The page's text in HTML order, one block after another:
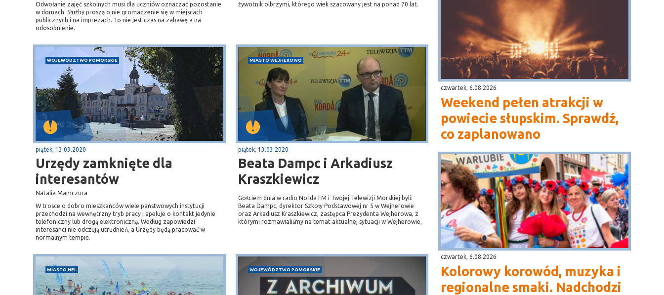
Odwołanie zajęć szkolnych musi dla uczniów oznaczać pozostanie
w domach. Służby proszą o nie gromadzenie się w miejscach
publicznych i na imprezach. To nie jest czas na zabawę a na
odosobnienie.
żywotnik olbrzymi, którego wiek szacowany jest na ponad 70 lat.
WOJEWÓDZTWO POMORSKIE
piątek, 13.03.2020
Urzędy zamknięte dla
interesantów
Natalia Mamczura
W trosce o dobro mieszkańców wiele państwowych instytucji
przechodzi na wewnętrzny tryb pracy i apeluje o kontakt jedynie
telefoniczny lub drogą elektroniczną. Według zapowiedzi
interesanci nie odczują utrudnień, a Urzędy będą pracować w
normalnym tempie.
MIASTO WEJHEROWO
piątek, 13.03.2020
Beata Dampc i Arkadiusz
Kraszkiewicz
Gościem dnia w radio Norda FM i Twojej Telewizji Morskiej byli:
Beata Dampc, dyrektor Szkoły Podstawowej nr 5 w Wejherowie
oraz Arkadiusz Kraszkiewicz, zastępca Prezydenta Wejherowa, z
którymi rozmawialiśmy na temat aktualnej sytuacji w Wejherowie,
MIASTO HEL WOJEWÓDZTWO POMORSKIE
czwartek, 6.08.2026
Weekend pełen atrakcji w
powiecie słupskim. Sprawdź,
co zaplanowano
czwartek, 6.08.2026
Kolorowy korowód, muzyka i
regionalne smaki. Nadchodzi